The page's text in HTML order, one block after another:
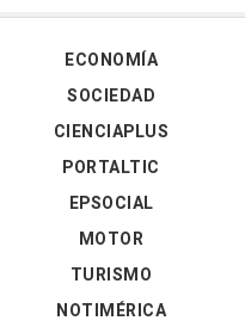
ECONOMÍA
SOCIEDAD
CIENCIAPLUS
PORTALTIC
EPSOCIAL
MOTOR
TURISMO
NOTIMÉRICA